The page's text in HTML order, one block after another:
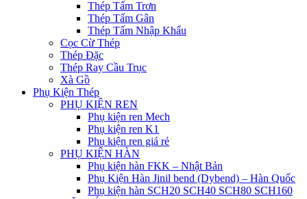
Thép Tấm Trơn
Thép Tấm Gân
Thép Tấm Nhập Khẩu
Cọc Cừ Thép
Thép Đặc
Thép Ray Cầu Trục
Xà Gồ
Phụ Kiện Thép
PHỤ KIỆN REN
Phụ kiện ren Mech
Phụ kiện ren K1
Phụ kiện ren giá rẻ
PHỤ KIỆN HÀN
Phụ kiện hàn FKK – Nhật Bản
Phụ Kiện Hàn Jinil bend (Dybend) – Hàn Quốc
Phụ kiện hàn SCH20 SCH40 SCH80 SCH160